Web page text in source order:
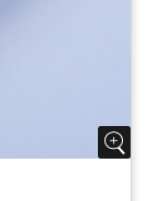
最大容量,請
後再